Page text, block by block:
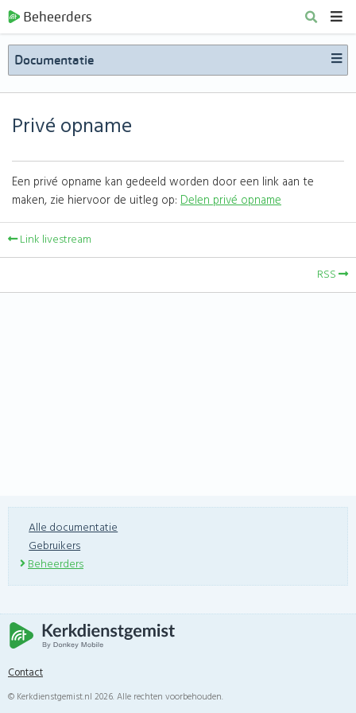
Beheerders
Documentatie
Privé opname
Een privé opname kan gedeeld worden door een link aan te
maken, zie hiervoor de uitleg op: Delen privé opname
Link livestream
RSS
Alle documentatie
Gebruikers
Beheerders
Contact
© Kerkdienstgemist.nl 2026. Alle rechten voorbehouden.